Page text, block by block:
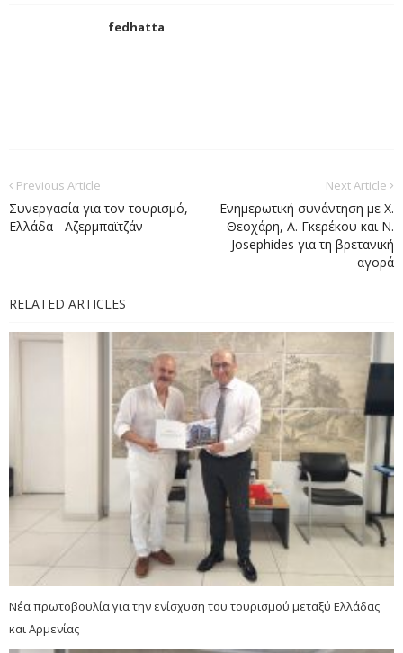
fedhatta
Previous Article
Συνεργασία για τον τουρισμό,
Ελλάδα - Αζερμπαϊτζάν
Next Article
Ενημερωτική συνάντηση με Χ.
Θεοχάρη, Α. Γκερέκου και N.
Josephides για τη βρετανική
αγορά
RELATED ARTICLES
Νέα πρωτοβουλία για την ενίσχυση του τουρισμού μεταξύ Ελλάδας
και Αρμενίας